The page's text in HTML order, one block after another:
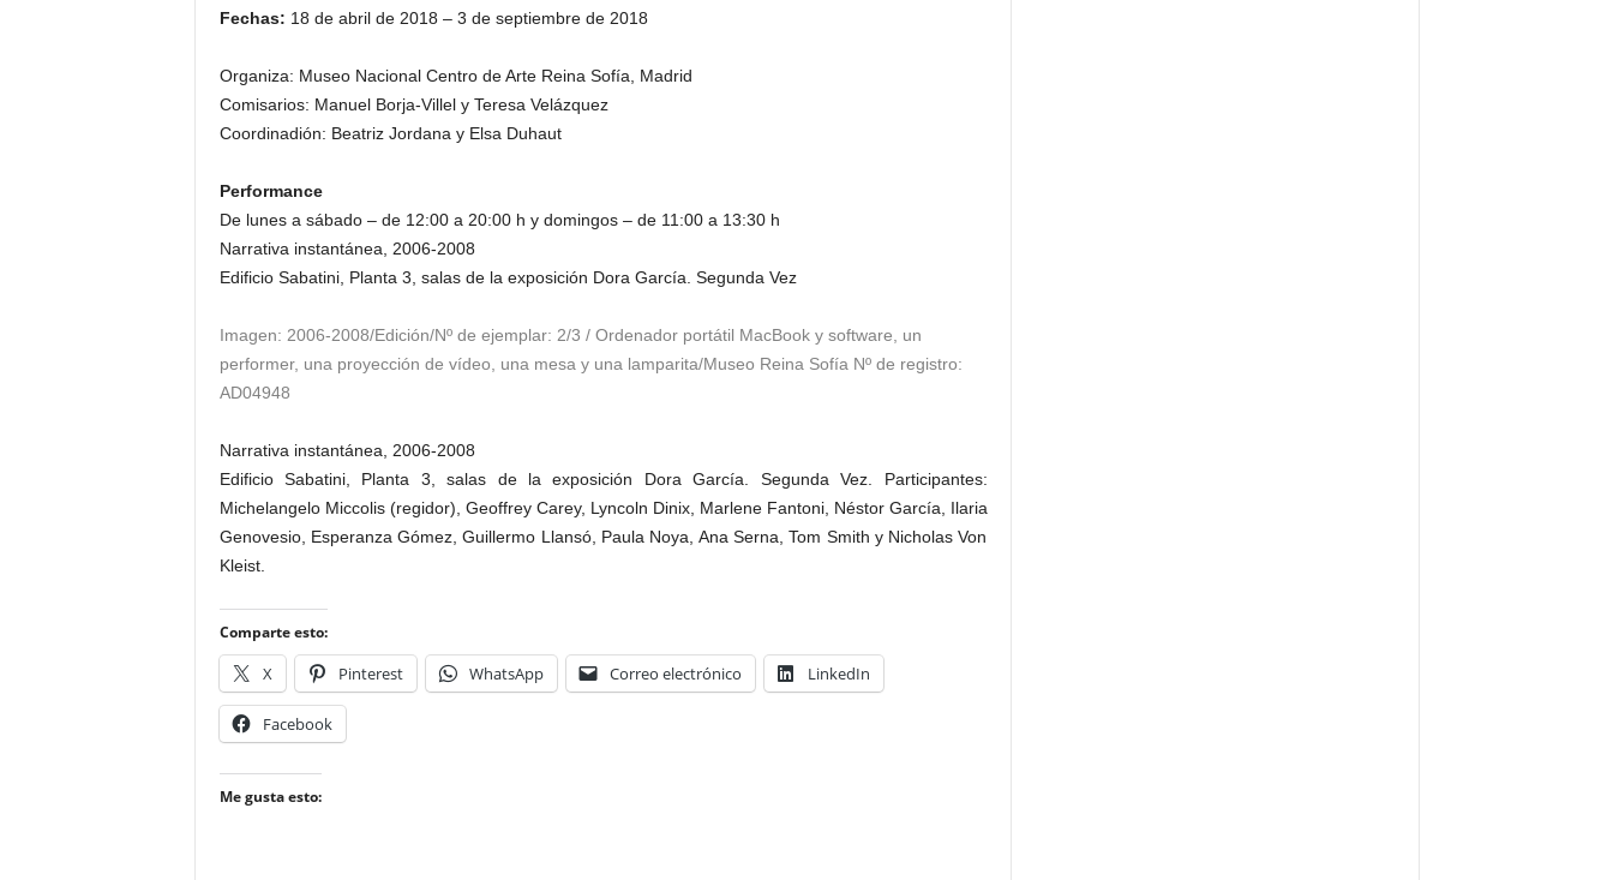
Fechas: 18 de abril de 2018 – 3 de septiembre de 2018
Organiza: Museo Nacional Centro de Arte Reina Sofía, Madrid
Comisarios: Manuel Borja-Villel y Teresa Velázquez
Coordinadión: Beatriz Jordana y Elsa Duhaut
Performance
De lunes a sábado – de 12:00 a 20:00 h y domingos – de 11:00 a 13:30 h
Narrativa instantánea, 2006-2008
Edificio Sabatini, Planta 3, salas de la exposición Dora García. Segunda Vez
Imagen: 2006-2008/Edición/Nº de ejemplar: 2/3 / Ordenador portátil MacBook y software, un
performer, una proyección de vídeo, una mesa y una lamparita/Museo Reina Sofía Nº de registro:
AD04948
Narrativa instantánea, 2006-2008
Edificio Sabatini, Planta 3, salas de la exposición Dora García. Segunda Vez. Participantes:
Michelangelo Miccolis (regidor), Geoffrey Carey, Lyncoln Dinix, Marlene Fantoni, Néstor García, Ilaria
Genovesio, Esperanza Gómez, Guillermo Llansó, Paula Noya, Ana Serna, Tom Smith y Nicholas Von
Kleist.
Comparte esto:
X Pinterest WhatsApp Correo electrónico LinkedIn
Facebook
Me gusta esto: